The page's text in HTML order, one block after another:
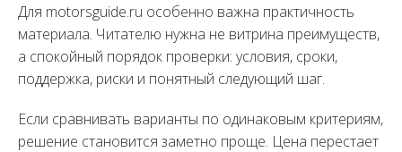
Для motorsguide.ru особенно важна практичность
материала. Читателю нужна не витрина преимуществ,
а спокойный порядок проверки: условия, сроки,
поддержка, риски и понятный следующий шаг.
Если сравнивать варианты по одинаковым критериям,
решение становится заметно проще. Цена перестает